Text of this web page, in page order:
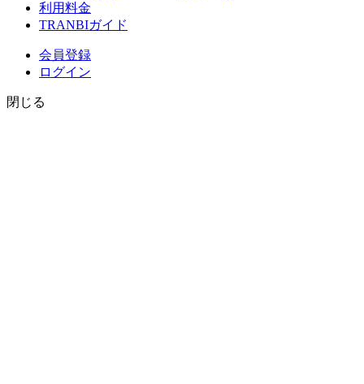
利用料金
TRANBIガイド
会員登録
ログイン
閉じる